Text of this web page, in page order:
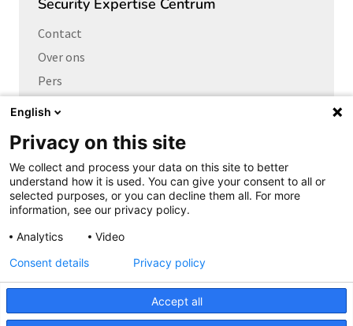
Security Expertise Centrum
Contact
Over ons
Pers
Vacatures
Links naar
Cybersecurity Community
Platform Integrale veiligheid
Privacy Expertise Centrum
SURF Vendor Compliance
Cookieverklaring
English
Privacy on this site
We collect and process your data on this site to better
understand how it is used. You can give your consent to all or
selected purposes, or you can decline them all. For more
information, see our privacy policy.
Analytics
Video
Accept all
Consent details Privacy policy